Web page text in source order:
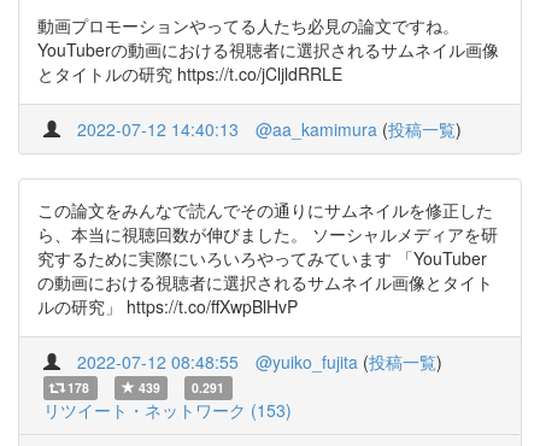
動画プロモーションやってる人たち必見の論文ですね。
YouTuberの動画における視聴者に選択されるサムネイル画像
とタイトルの研究 https://t.co/jCljldRRLE
2022-07-12 14:40:13 @aa_kamimura (投稿一覧)
この論文をみんなで読んでその通りにサムネイルを修正した
ら、本当に視聴回数が伸びました。 ソーシャルメディアを研
究するために実際にいろいろやってみています 「YouTuber
の動画における視聴者に選択されるサムネイル画像とタイト
ルの研究」 https://t.co/ffXwpBlHvP
2022-07-12 08:48:55 @yuiko_fujita (投稿一覧)
178 439 0.291
リツイート・ネットワーク (153)